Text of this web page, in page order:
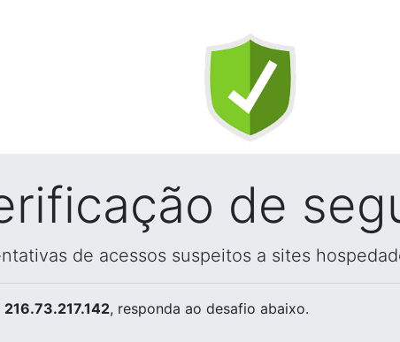
de
de acessos suspeitos a sites
216.73.217.142, responda ao desafio abaixo.